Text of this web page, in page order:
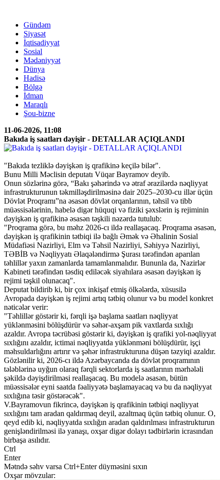
Gündəm
Siyasət
İqtisadiyyat
Sosial
Mədəniyyət
Dünya
Hadisə
Bölgə
İdman
Maraqlı
Şou-bizne
11-06-2026, 11:08
Bakıda iş saatları dəyişir - DETALLAR AÇIQLANDI
"Bakıda tezliklə dəyişkən iş qrafikinə keçilə bilər".
Bunu Milli Məclisin deputatı Vüqar Bayramov deyib.
Onun sözlərinə görə, “Bakı şəhərində və ətraf ərazilərdə nəqliyyat
infrastrukturunun təkmilləşdirilməsinə dair 2025–2030-cu illər üçün
Dövlət Proqramı”na əsasən dövlət orqanlarının, təhsil və tibb
müəssisələrinin, habelə digər hüquqi və fiziki şəxslərin iş rejiminin
dəyişkən iş qrafikinə əsasən təşkili nəzərdə tutulub:
"Proqrama görə, bu məhz 2026-cı ildə reallaşacaq. Proqrama əsasən,
dəyişkən iş qrafikinin tətbiqi ilə bağlı Əmək və Əhalinin Sosial
Müdafiəsi Nazirliyi, Elm və Təhsil Nazirliyi, Səhiyyə Nazirliyi,
TƏBİB və Nəqliyyatı Əlaqələndirmə Şurası tərəfindən aparılan
təhlillər yaxın zamanlarda tamamlanmalıdır. Bununla da, Nazirlər
Kabineti tərəfindən təsdiq ediləcək siyahılara əsasən dəyişkən iş
rejimi təşkil olunacaq".
Deputat bildirib ki, bir çox inkişaf etmiş ölkələrdə, xüsusilə
Avropada dəyişkən iş rejimi artıq tətbiq olunur və bu model konkret
nəticələr verir:
"Təhlillər göstərir ki, fərqli işə başlama saatları nəqliyyat
yüklənməsini bölüşdürür və səhər-axşam pik vaxtlarda sıxlığı
azaldır. Avropa təcrübəsi göstərir ki, dəyişkən iş qrafiki yol-nəqliyyat
sıxlığını azaldır, ictimai nəqliyyatda yüklənməni bölüşdürür, işçi
məhsuldarlığını artırır və şəhər infrastrukturuna düşən təzyiqi azaldır.
Gözlənilir ki, 2026-cı ildə Azərbaycanda da dövlət proqramının
tələblərinə uyğun olaraq fərqli sektorlarda iş saatlarının mərhələli
şəkildə dəyişdirilməsi reallaşacaq. Bu modelə əsasən, bütün
müəssisələr eyni saatda fəaliyyətə başlamayacaq və bu da nəqliyyat
sıxlığına təsir göstərəcək".
V.Bayramovun fikrincə, dəyişkən iş qrafikinin tətbiqi nəqliyyat
sıxlığını tam aradan qaldırmaq deyil, azaltmaq üçün tətbiq olunur. O,
qeyd edib ki, nəqliyyatda sıxlığın aradan qaldırılması infrastrukturun
genişləndirilməsi ilə yanaşı, oxşar digər dolayı tədbirlərin icrasından
birbaşa asılıdır.
Ctrl
Enter
Mətndə səhv varsa Ctrl+Enter düyməsini sıxın
Oxşar mövzular: